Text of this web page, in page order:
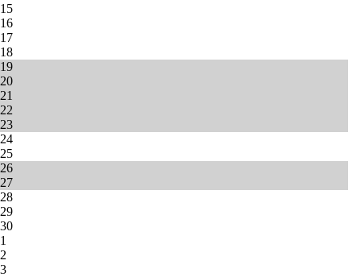
15
16
17
18
19
20
21
22
23
24
25
26
27
28
29
30
1
2
3